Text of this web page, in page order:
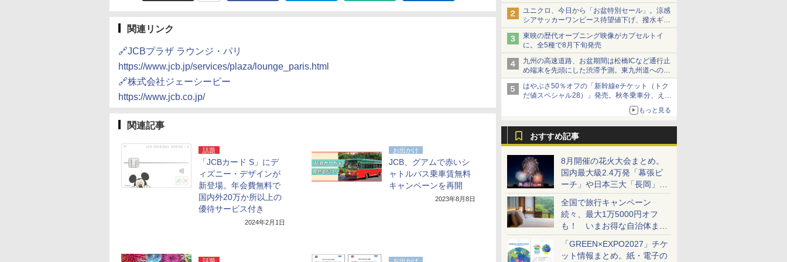
で順次無料配信開始
ユニクロ、今日から「お盆特別セール」。涼感
シアサッカーワンピース待望値下げ、撥水ギア
ショーツは1990円に
東映の歴代オープニング映像がカプセルトイ
に。全5種で8月下旬発売
九州の高速道路、お盆期間は松橋ICなど通行止
め端末を先頭にした渋滞予測。東九州道への迂
回は料金調整を実施
はやぶさ50％オフの「新幹線eチケット（トク
だ値スペシャル28）」発売。秋冬乗車分、えき
もっと見る
おすすめ記事
8月開催の花火大会まとめ。
国内最大級2.4万発「幕張ビ
ーチ」や日本三大「長岡」な
ど大型イベント目白押し！
全国で旅行キャンペーン
続々、最大1万5000円オフ
も！ いまお得な自治体まと
め
「GREEN×EXPO2027」チケ
ット情報まとめ。紙・電子の
関連リンク
🔗JCBプラザ ラウンジ・パリ
https://www.jcb.jp/services/plaza/lounge_paris.html
🔗株式会社ジェーシービー
https://www.jcb.co.jp/
関連記事
話題
「JCBカード S」にデ
ィズニー・デザインが
新登場。年会費無料で
国内外20万か所以上の
優待サービス付き
2024年2月1日
お出かけ
JCB、グアムで赤いシ
ャトルバス乗車賃無料
キャンペーンを再開
2023年8月8日